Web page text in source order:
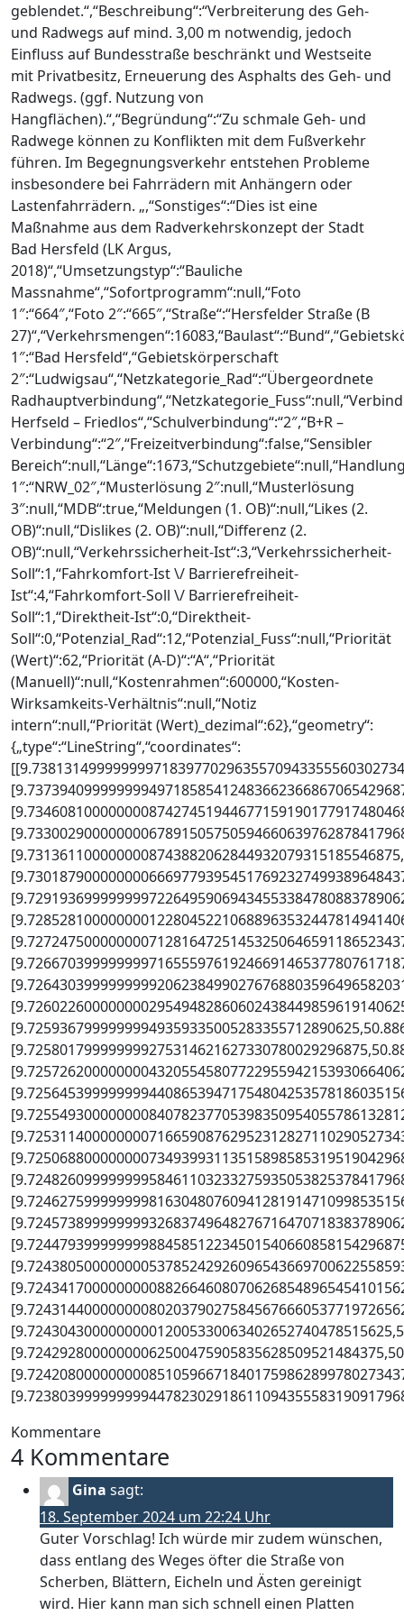
geblendet.“,“Beschreibung“:“Verbreiterung des Geh-
und Radwegs auf mind. 3,00 m notwendig, jedoch
Einfluss auf Bundesstraße beschränkt und Westseite
mit Privatbesitz, Erneuerung des Asphalts des Geh- und
Radwegs. (ggf. Nutzung von
Hangflächen).“,“Begründung“:“Zu schmale Geh- und
Radwege können zu Konflikten mit dem Fußverkehr
führen. Im Begegnungsverkehr entstehen Probleme
insbesondere bei Fahrrädern mit Anhängern oder
Lastenfahrrädern. „,“Sonstiges“:“Dies ist eine
Maßnahme aus dem Radverkehrskonzept der Stadt
Bad Hersfeld (LK Argus,
2018)“,“Umsetzungstyp“:“Bauliche
Massnahme“,“Sofortprogramm“:null,“Foto
1″:“664″,“Foto 2″:“665″,“Straße“:“Hersfelder Straße (B
1″:“Bad Hersfeld“,“Gebietskörperschaft
2″:“Ludwigsau“,“Netzkategorie_Rad“:“Übergeordnete
Herfseld – Friedlos“,“Schulverbindung“:“2″,“B+R –
Verbindung“:“2″,“Freizeitverbindung“:false,“Sensibler
1″:“NRW_02″,“Musterlösung 2″:null,“Musterlösung
3″:null,“MDB“:true,“Meldungen (1. OB)“:null,“Likes (2.
OB)“:null,“Dislikes (2. OB)“:null,“Differenz (2.
OB)“:null,“Verkehrssicherheit-Ist“:3,“Verkehrssicherheit-
Soll“:1,“Fahrkomfort-Ist \/ Barrierefreiheit-
Ist“:4,“Fahrkomfort-Soll \/ Barrierefreiheit-
Soll“:1,“Direktheit-Ist“:0,“Direktheit-
Soll“:0,“Potenzial_Rad“:12,“Potenzial_Fuss“:null,“Priorität
(Wert)“:62,“Priorität (A-D)“:“A“,“Priorität
(Manuell)“:null,“Kostenrahmen“:600000,“Kosten-
Wirksamkeits-Verhältnis“:null,“Notiz
intern“:null,“Priorität (Wert)_dezimal“:62},“geometry“:
{„type“:“LineString“,“coordinates“:
Kommentare
4 Kommentare
Gina sagt:
18. September 2024 um 22:24 Uhr
Guter Vorschlag! Ich würde mir zudem wünschen,
dass entlang des Weges öfter die Straße von
Scherben, Blättern, Eicheln und Ästen gereinigt
wird. Hier kann man sich schnell einen Platten